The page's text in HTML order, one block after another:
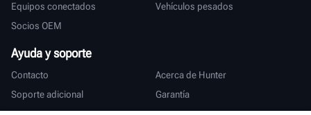
Equipos conectados
Vehículos pesados
Socios OEM
Ayuda y soporte
Contacto
Acerca de Hunter
Soporte adicional
Garantía